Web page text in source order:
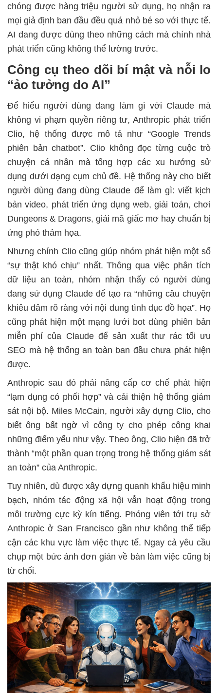
chóng được hàng triệu người sử dụng, họ nhận ra
mọi giả định ban đầu đều quá nhỏ bé so với thực tế.
AI đang được dùng theo những cách mà chính nhà
phát triển cũng không thể lường trước.
Công cụ theo dõi bí mật và nỗi lo
“ảo tưởng do AI”
Để hiểu người dùng đang làm gì với Claude mà
không vi phạm quyền riêng tư, Anthropic phát triển
Clio, hệ thống được mô tả như “Google Trends
phiên bản chatbot”. Clio không đọc từng cuộc trò
chuyện cá nhân mà tổng hợp các xu hướng sử
dụng dưới dạng cụm chủ đề. Hệ thống này cho biết
người dùng đang dùng Claude để làm gì: viết kịch
bản video, phát triển ứng dụng web, giải toán, chơi
Dungeons & Dragons, giải mã giấc mơ hay chuẩn bị
ứng phó thảm họa.
Nhưng chính Clio cũng giúp nhóm phát hiện một số
“sự thật khó chịu” nhất. Thông qua việc phân tích
dữ liệu an toàn, nhóm nhận thấy có người dùng
đang sử dụng Claude để tạo ra “những câu chuyện
khiêu dâm rõ ràng với nội dung tình dục đồ họa”. Họ
cũng phát hiện một mạng lưới bot dùng phiên bản
miễn phí của Claude để sản xuất thư rác tối ưu
SEO mà hệ thống an toàn ban đầu chưa phát hiện
được.
Anthropic sau đó phải nâng cấp cơ chế phát hiện
“lạm dụng có phối hợp” và cải thiện hệ thống giám
sát nội bộ. Miles McCain, người xây dựng Clio, cho
biết ông bất ngờ vì công ty cho phép công khai
những điểm yếu như vậy. Theo ông, Clio hiện đã trở
thành “một phần quan trọng trong hệ thống giám sát
an toàn” của Anthropic.
Tuy nhiên, dù được xây dựng quanh khẩu hiệu minh
bạch, nhóm tác động xã hội vẫn hoạt động trong
môi trường cực kỳ kín tiếng. Phóng viên tới trụ sở
Anthropic ở San Francisco gần như không thể tiếp
cận các khu vực làm việc thực tế. Ngay cả yêu cầu
chụp một bức ảnh đơn giản về bàn làm việc cũng bị
từ chối.